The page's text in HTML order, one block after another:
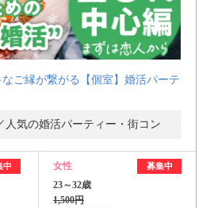
なご縁が繋がる【個室】婚活パーテ
人気の婚活パーティー・街コン
中 女性 募集中
23～32歳
1,500円